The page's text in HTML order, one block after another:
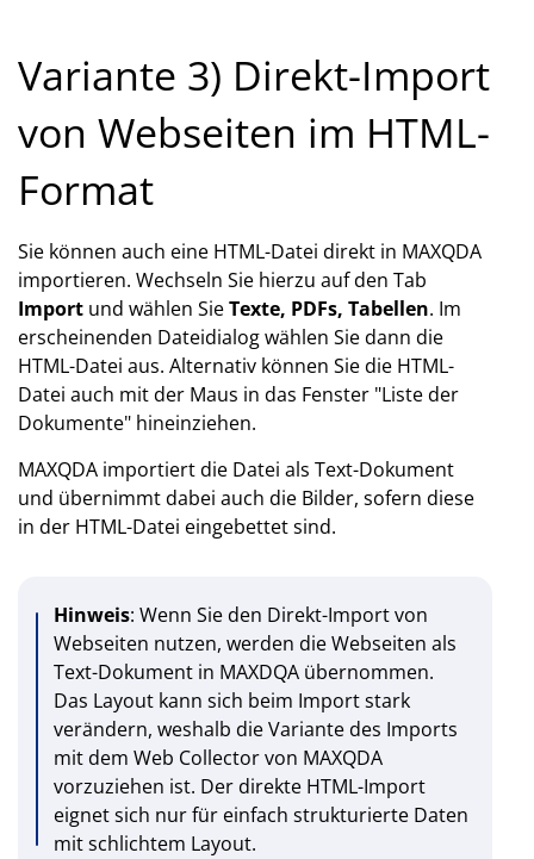
Variante 3) Direkt-Import
von Webseiten im HTML-
Format
Sie können auch eine HTML-Datei direkt in MAXQDA
importieren. Wechseln Sie hierzu auf den Tab
Import und wählen SieTexte, PDFs, Tabellen. Im
erscheinenden Dateidialog wählen Sie dann die
HTML-Datei aus. Alternativ können Sie die HTML-
Datei auch mit der Maus in das Fenster "Liste der
Dokumente" hineinziehen.
MAXQDA importiert die Datei als Text-Dokument
und übernimmt dabei auch die Bilder, sofern diese
in der HTML-Datei eingebettet sind.
Hinweis: Wenn Sie den Direkt-Import von
Webseiten nutzen, werden die Webseiten als
Text-Dokument in MAXDQA übernommen.
Das Layout kann sich beim Import stark
verändern, weshalb die Variante des Imports
mit dem Web Collector von MAXQDA
vorzuziehen ist. Der direkte HTML-Import
eignet sich nur für einfach strukturierte Daten
mit schlichtem Layout.